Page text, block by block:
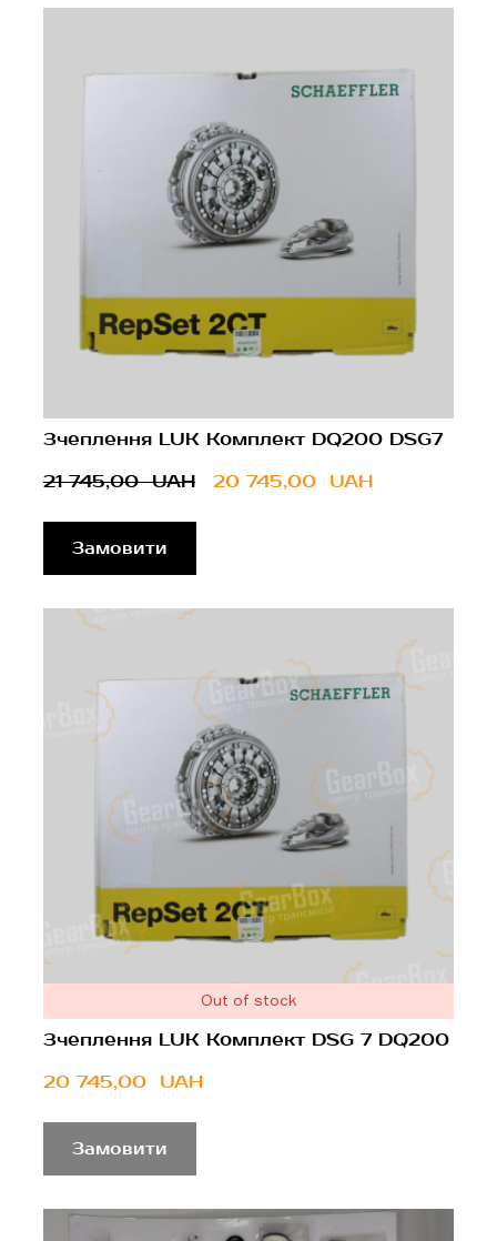
Зчеплення LUK Комплект DQ200 DSG7
21 745,00  UAH
20 745,00  UAH
Замовити
Out of stock
Зчеплення LUK Комплект DSG 7 DQ200
20 745,00  UAH
Замовити